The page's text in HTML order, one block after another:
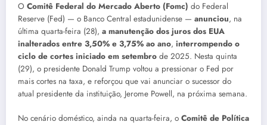
O Comitê Federal do Mercado Aberto (Fomc) do Federal
Reserve (Fed) — o Banco Central estadunidense — anunciou, na
última quarta-feira (28), a manutenção dos juros dos EUA
inalterados entre 3,50% e 3,75% ao ano, interrompendo o
ciclo de cortes iniciado em setembro de 2025. Nesta quinta
(29), o presidente Donald Trump voltou a pressionar o Fed por
mais cortes na taxa, e reforçou que vai anunciar o sucessor do
atual presidente da instituição, Jerome Powell, na próxima semana.
No cenário doméstico, ainda na quarta-feira, o Comitê de Política